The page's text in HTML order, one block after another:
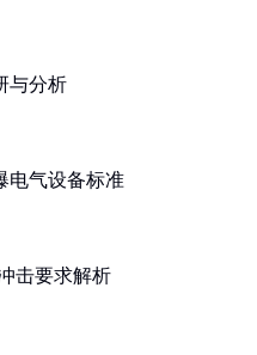
与分析
电气设备标准
击要求解析